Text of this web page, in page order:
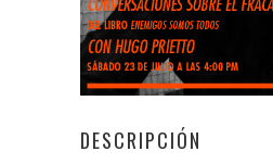
DESCRIPCIÓN